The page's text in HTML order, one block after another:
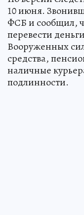
10 июня.
ФСБ и сообщил,
перевести
Вооруженных
средства,
наличные
подлинности.